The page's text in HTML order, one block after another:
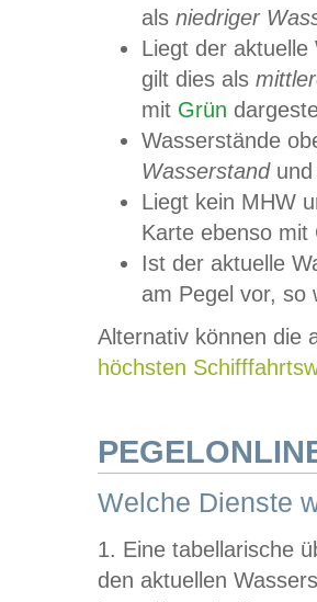
als niedriger
Liegt der
gilt dies als
mit Grün
Wasserstände
Wasserstandund
Liegt kein MHW
Karte ebenso mit
Ist der aktuelle
am Pegel vor,
Alternativ können die
höchsten
Welche Dienste
1. Eine tabellarische
den aktuellen